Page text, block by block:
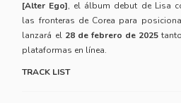
[Alter Ego], el álbum debut de Lisa
las fronteras de Corea para
lanzará el 28 de febrero de 2025
plataformas en línea.
TRACK LIST